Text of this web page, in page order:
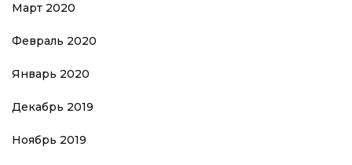
Март 2020
Февраль 2020
Январь 2020
Декабрь 2019
Ноябрь 2019